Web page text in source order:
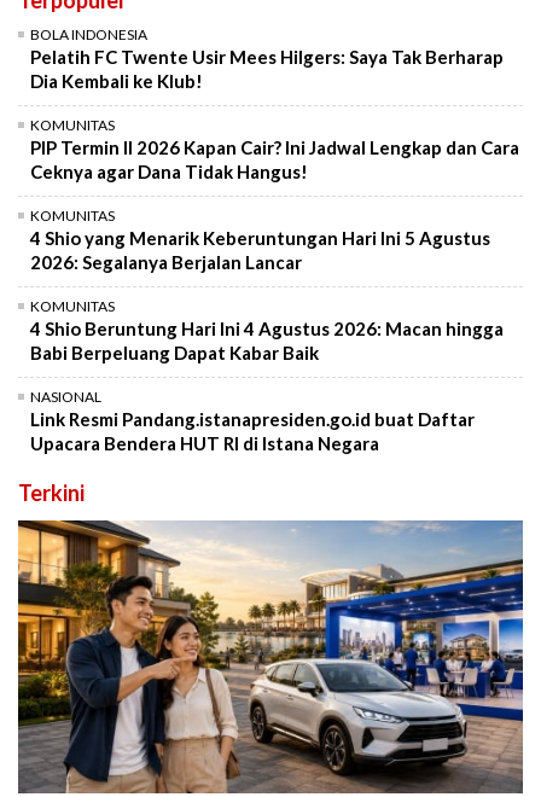
BOLA INDONESIA
Pelatih FC Twente Usir Mees Hilgers: Saya Tak Berharap
Dia Kembali ke Klub!
KOMUNITAS
PIP Termin II 2026 Kapan Cair? Ini Jadwal Lengkap dan Cara
Ceknya agar Dana Tidak Hangus!
KOMUNITAS
4 Shio yang Menarik Keberuntungan Hari Ini 5 Agustus
2026: Segalanya Berjalan Lancar
KOMUNITAS
4 Shio Beruntung Hari Ini 4 Agustus 2026: Macan hingga
Babi Berpeluang Dapat Kabar Baik
NASIONAL
Link Resmi Pandang.istanapresiden.go.id buat Daftar
Upacara Bendera HUT RI di Istana Negara
Terkini